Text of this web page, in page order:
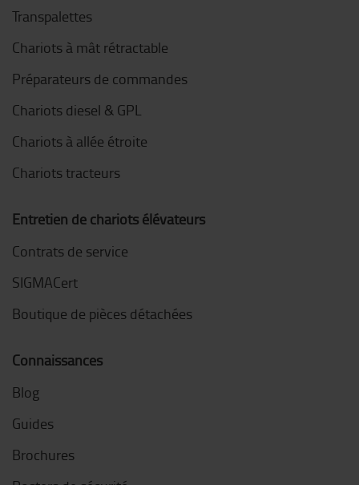
Transpalettes
Chariots à mât rétractable
Préparateurs de commandes
Chariots diesel & GPL
Chariots à allée étroite
Chariots tracteurs
Entretien de chariots élévateurs
Contrats de service
SIGMACert
Boutique de pièces détachées
Connaissances
Blog
Guides
Brochures